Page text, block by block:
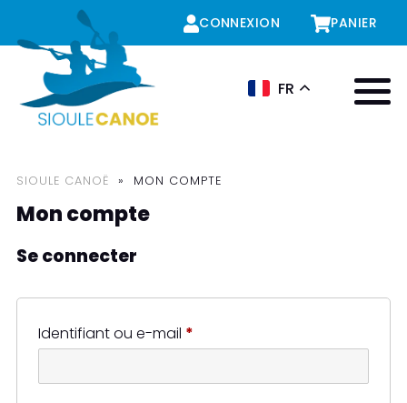
FR
CONNEXION PANIER
Menu
SIOULE CANOË » MON COMPTE
Mon compte
Se connecter
Identifiant ou e-mail *